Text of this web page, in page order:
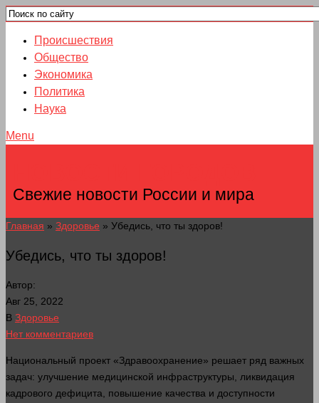
Происшествия
Общество
Экономика
Политика
Наука
Menu
Свежие новости России и мира
Главная » Здоровье » Убедись, что ты здоров!
Убедись, что ты здоров!
Автор:
Авг 25, 2022
В Здоровье
Нет комментариев
Национальный проект «Здравоохранение» решает ряд важных
задач: улучшение медицинской инфраструктуры, ликвидация
кадрового дефицита , повышение качества и доступности